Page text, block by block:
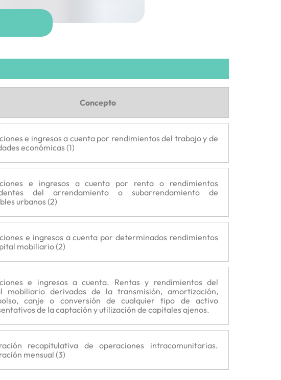
Concepto
e ingresos a cuenta por rendimientos del trabajo y de
económicas (1)
e ingresos a cuenta por renta o rendimientos
del arrendamiento o subarrendamiento de
urbanos (2)
e ingresos a cuenta por determinados rendimientos
mobiliario (2)
e ingresos a cuenta. Rentas y rendimientos del
mobiliario derivadas de la transmisión, amortización,
canje o conversión de cualquier tipo de activo
de la captación y utilización de capitales ajenos.
recapitulativa de operaciones intracomunitarias.
mensual (3)